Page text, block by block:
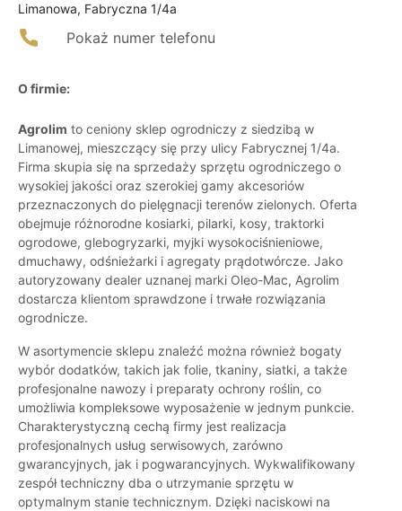
Limanowa, Fabryczna 1/4a
Pokaż numer telefonu
O firmie:
Agrolim to ceniony sklep ogrodniczy z siedzibą w
Limanowej, mieszczący się przy ulicy Fabrycznej 1/4a.
Firma skupia się na sprzedaży sprzętu ogrodniczego o
wysokiej jakości oraz szerokiej gamy akcesoriów
przeznaczonych do pielęgnacji terenów zielonych. Oferta
obejmuje różnorodne kosiarki, pilarki, kosy, traktorki
ogrodowe, glebogryzarki, myjki wysokociśnieniowe,
dmuchawy, odśnieżarki i agregaty prądotwórcze. Jako
autoryzowany dealer uznanej marki Oleo-Mac, Agrolim
dostarcza klientom sprawdzone i trwałe rozwiązania
ogrodnicze.
W asortymencie sklepu znaleźć można również bogaty
wybór dodatków, takich jak folie, tkaniny, siatki, a także
profesjonalne nawozy i preparaty ochrony roślin, co
umożliwia kompleksowe wyposażenie w jednym punkcie.
Charakterystyczną cechą firmy jest realizacja
profesjonalnych usług serwisowych, zarówno
gwarancyjnych, jak i pogwarancyjnych. Wykwalifikowany
zespół techniczny dba o utrzymanie sprzętu w
optymalnym stanie technicznym. Dzięki naciskowi na